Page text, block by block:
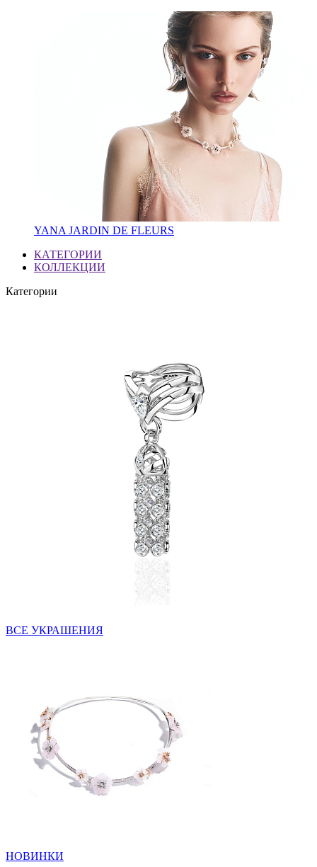
YANA JARDIN DE FLEURS
КАТЕГОРИИ
КОЛЛЕКЦИИ
Категории
ВСЕ УКРАШЕНИЯ
НОВИНКИ